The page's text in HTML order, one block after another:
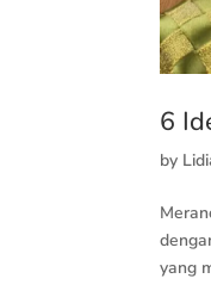
6
by
yang